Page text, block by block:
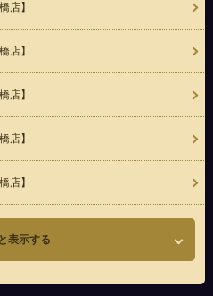
店】
店】
店】
店】
店】
表示する